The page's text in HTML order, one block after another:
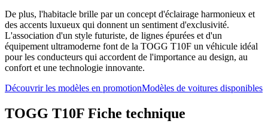
De plus, l'habitacle brille par un concept d'éclairage harmonieux et
des accents luxueux qui donnent un sentiment d'exclusivité.
L'association d'un style futuriste, de lignes épurées et d'un
équipement ultramoderne font de la TOGG T10F un véhicule idéal
pour les conducteurs qui accordent de l'importance au design, au
confort et une technologie innovante.
Découvrir les modèles en promotionModèles de voitures disponibles
TOGG T10F Fiche technique